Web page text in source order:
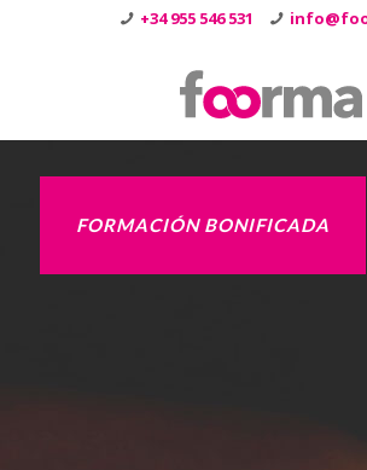
+34 955 546 531
FORMACIÓN BONIFICADA